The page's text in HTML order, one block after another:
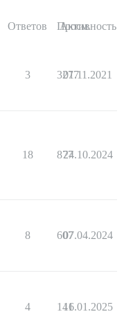
Ответов Просм.
Активность
3 3277
01.11.2021
18 877
24.10.2024
8 607
07.04.2024
4 141
16.01.2025